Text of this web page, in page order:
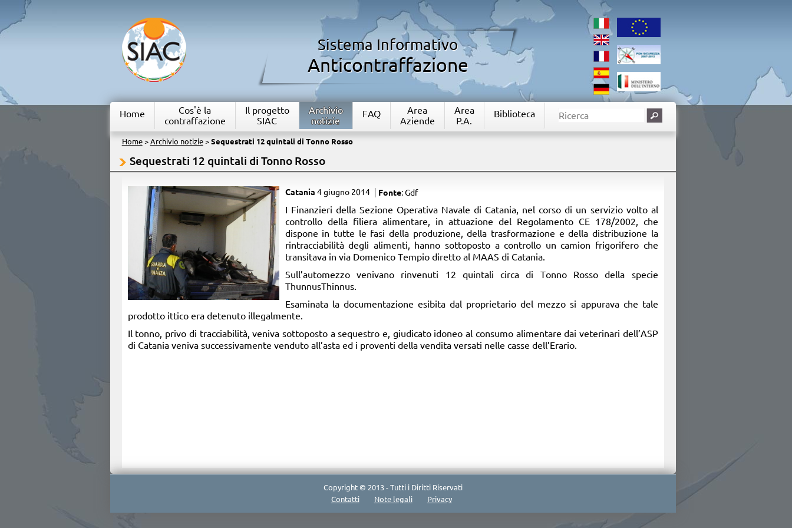
Sistema Informativo
Anticontraffazione
Home
Cos'è la
contraffazione
Il progetto
SIAC
Archivio
notizie
FAQ
Area
Aziende
Area
P.A.
Biblioteca
Home> Archivio notizie> Sequestrati 12 quintali di Tonno Rosso
Sequestrati 12 quintali di Tonno Rosso
Catania 4 giugno 2014 Fonte: Gdf
​I Finanzieri della Sezione Operativa Navale di Catania, nel corso di un servizio volto al
controllo della filiera alimentare, in attuazione del Regolamento CE 178/2002, che
dispone in tutte le fasi della produzione, della trasformazione e della distribuzione la
rintracciabilità degli alimenti, hanno sottoposto a controllo un camion frigorifero che
transitava in via Domenico Tempio diretto al MAAS di Catania.
Sull’automezzo venivano rinvenuti 12 quintali circa di Tonno Rosso della specie
ThunnusThinnus.
Esaminata la documentazione esibita dal proprietario del mezzo si appurava che tale
prodotto ittico era detenuto illegalmente.
Il tonno, privo di tracciabilità, veniva sottoposto a sequestro e, giudicato idoneo al consumo alimentare dai veterinari dell’ASP
di Catania veniva successivamente venduto all’asta ed i proventi della vendita versati nelle casse dell’Erario.
Copyright © 2013 - Tutti i Diritti Riservati
Contatti
Note legali Privacy